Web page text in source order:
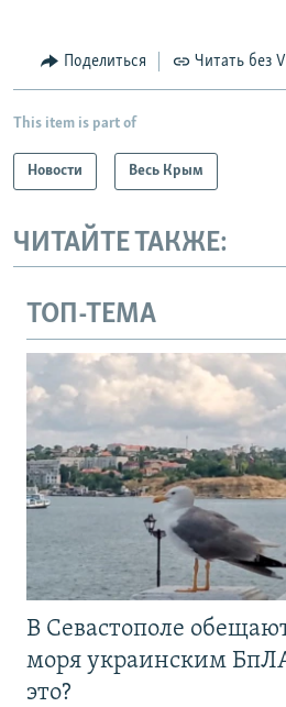
Поделиться Читать без
This item is part of
Новости Весь Крым
ЧИТАЙТЕ ТАКЖЕ:
ТОП-ТЕМА
В Севастополе
моря украинским
это?